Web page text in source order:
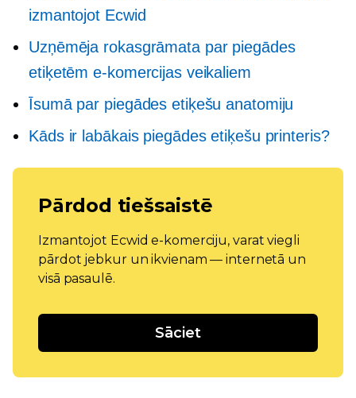
izmantojot Ecwid
Uzņēmēja rokasgrāmata par piegādes
etiķetēm e-komercijas veikaliem
Īsumā par piegādes etiķešu anatomiju
Kāds ir labākais piegādes etiķešu printeris?
Pārdod tiešsaistē
Izmantojot Ecwid e-komerciju, varat viegli
pārdot jebkur un ikvienam — internetā un
visā pasaulē.
Sāciet